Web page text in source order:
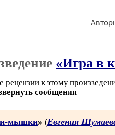
«Игра в
рецензии к этому
сообщения
мышки» (Евгения